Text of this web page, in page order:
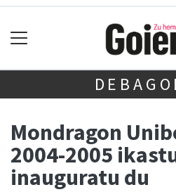
Mondragon
2004-2005
inauguratu du